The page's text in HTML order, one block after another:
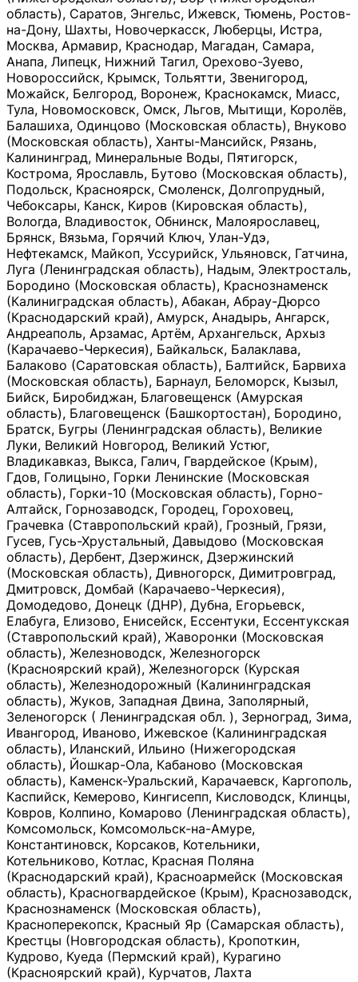
область), Саратов, Энгельс, Ижевск, Тюмень, Ростов-
на-Дону, Шахты, Новочеркасск, Люберцы, Истра,
Москва, Армавир, Краснодар, Магадан, Самара,
Анапа, Липецк, Нижний Тагил, Орехово-Зуево,
Новороссийск, Крымск, Тольятти, Звенигород,
Можайск, Белгород, Воронеж, Краснокамск, Миасс,
Тула, Новомосковск, Омск, Льгов, Мытищи, Королёв,
Балашиха, Одинцово (Московская область), Внуково
(Московская область), Ханты-Мансийск, Рязань,
Калининград, Минеральные Воды, Пятигорск,
Кострома, Ярославль, Бутово (Московская область),
Подольск, Красноярск, Смоленск, Долгопрудный,
Чебоксары, Канск, Киров (Кировская область),
Вологда, Владивосток, Обнинск, Малоярославец,
Брянск, Вязьма, Горячий Ключ, Улан-Удэ,
Нефтекамск, Майкоп, Уссурийск, Ульяновск, Гатчина,
Луга (Ленинградская область), Надым, Электросталь,
Бородино (Московская область), Краснознаменск
(Калиниградская область), Абакан, Абрау-Дюрсо
(Краснодарский край), Амурск, Анадырь, Ангарск,
Андреаполь, Арзамас, Артём, Архангельск, Архыз
(Карачаево-Черкесия), Байкальск, Балаклава,
Балаково (Саратовская область), Балтийск, Барвиха
(Московская область), Барнаул, Беломорск, Кызыл,
Бийск, Биробиджан, Благовещенск (Амурская
область), Благовещенск (Башкортостан), Бородино,
Братск, Бугры (Ленинградская область), Великие
Луки, Великий Новгород, Великий Устюг,
Владикавказ, Выкса, Галич, Гвардейское (Крым),
Гдов, Голицыно, Горки Ленинские (Московская
область), Горки-10 (Московская область), Горно-
Алтайск, Горнозаводск, Городец, Гороховец,
Грачевка (Ставропольский край), Грозный, Грязи,
Гусев, Гусь-Хрустальный, Давыдово (Московская
область), Дербент, Дзержинск, Дзержинский
(Московская область), Дивногорск, Димитровград,
Дмитровск, Домбай (Карачаево-Черкесия),
Домодедово, Донецк (ДНР), Дубна, Егорьевск,
Елабуга, Елизово, Енисейск, Ессентуки, Ессентукская
(Ставропольский край), Жаворонки (Московская
область), Железноводск, Железногорск
(Красноярский край), Железногорск (Курская
область), Железнодорожный (Калининградская
область), Жуков, Западная Двина, Заполярный,
Зеленогорск ( Ленинградская обл. ), Зерноград, Зима,
Ивангород, Иваново, Ижевское (Калининградская
область), Иланский, Ильино (Нижегородская
область), Йошкар-Ола, Кабаново (Московская
область), Каменск-Уральский, Карачаевск, Каргополь,
Каспийск, Кемерово, Кингисепп, Кисловодск, Клинцы,
Ковров, Колпино, Комарово (Ленинградская область),
Комсомольск, Комсомольск-на-Амуре,
Константиновск, Корсаков, Котельники,
Котельниково, Котлас, Красная Поляна
(Краснодарский край), Красноармейск (Московская
область), Красногвардейское (Крым), Краснозаводск,
Краснознаменск (Московская область),
Красноперекопск, Красный Яр (Самарская область),
Крестцы (Новгородская область), Кропоткин,
Кудрово, Куеда (Пермский край), Курагино
(Красноярский край), Курчатов, Лахта